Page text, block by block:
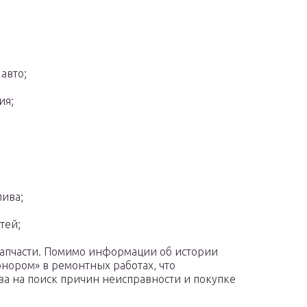
Помимо информации об истории
в ремонтных работах, что
на поиск причин неисправности и покупке